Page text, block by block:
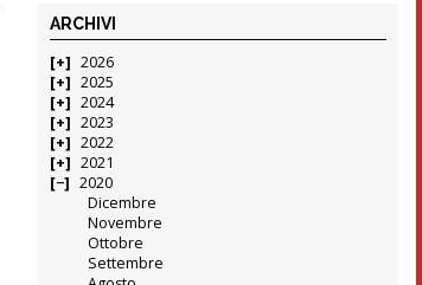
ARCHIVI
2026
2025
2024
2023
2022
2021
2020
Dicembre
Novembre
Ottobre
Settembre